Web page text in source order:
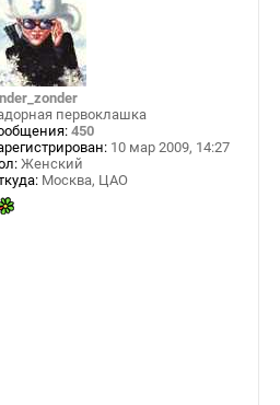
первоклашка
450
10 мар 2009, 14:27
Женский
Москва, ЦАО